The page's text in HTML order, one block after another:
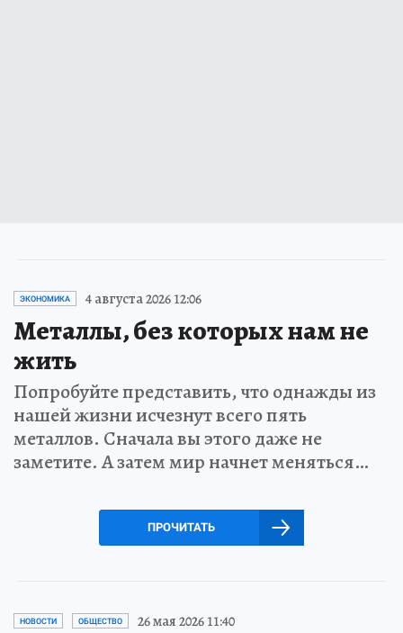
ЭКОНОМИКА 4 августа 2026 12:06
Металлы, без которых нам не
жить
Попробуйте представить, что однажды из
нашей жизни исчезнут всего пять
металлов. Сначала вы этого даже не
заметите. А затем мир начнет меняться…
ПРОЧИТАТЬ
НОВОСТИ ОБЩЕСТВО 26 мая 2026 11:40